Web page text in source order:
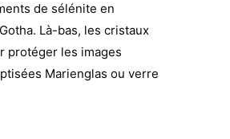
de sélénite en
Là-bas, les cristaux
protéger les images
Marienglas ou verre